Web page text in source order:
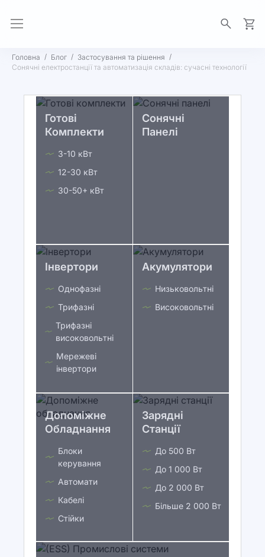
Головна Блог
Застосування та рішення
Сонячні електростанції та автоматизація складів: сучасні технології
Готові
Комплекти
3-10 кВт
12-30 кВт
30-50+ кВт
Сонячні
Панелі
Інвертори
Однофазні
Трифазні
Трифазні
високовольтні
Мережеві
інвертори
Акумулятори
Низьковольтні
Високовольтні
Допоміжне
Обладнання
Блоки
керування
Автомати
Кабелі
Стійки
Зарядні
Станції
До 500 Вт
До 1 000 Вт
До 2 000 Вт
Більше 2 000 Вт